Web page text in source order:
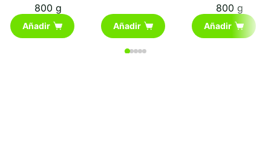
800 g
Añadir Añadir
800 g
Añadir